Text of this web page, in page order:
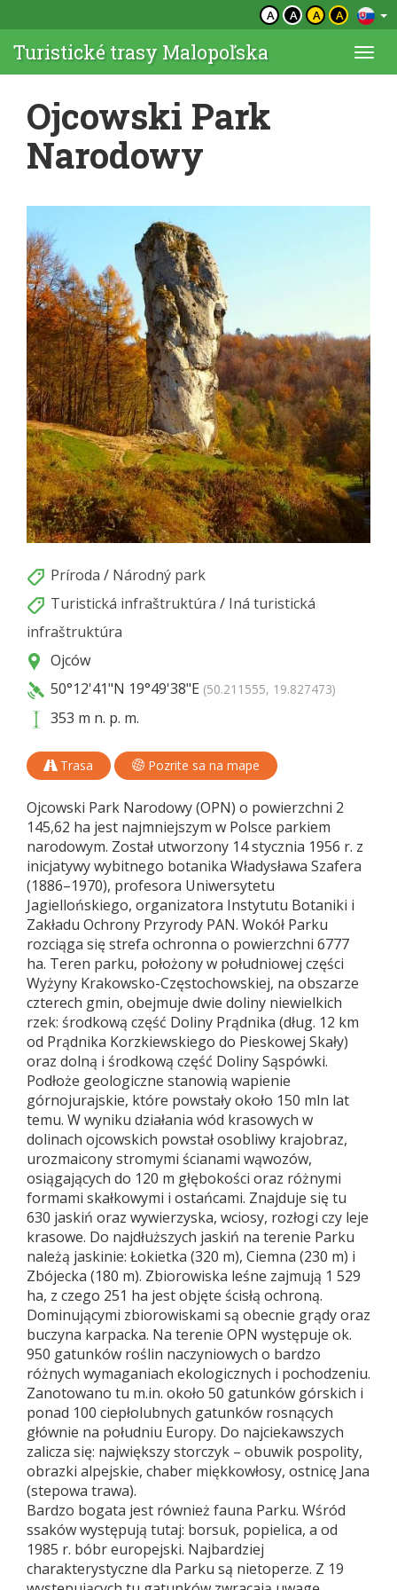
A A A A
Turistické trasy Malopoľska
Ojcowski Park
Narodowy
Príroda / Národný park
Turistická infraštruktúra / Iná turistická
infraštruktúra
Ojców
50°12'41"N 19°49'38"E (50.211555, 19.827473)
353 m n. p. m.
Trasa Pozrite sa na mape
Ojcowski Park Narodowy (OPN) o powierzchni 2
145,62 ha jest najmniejszym w Polsce parkiem
narodowym. Został utworzony 14 stycznia 1956 r. z
inicjatywy wybitnego botanika Władysława Szafera
(1886–1970), profesora Uniwersytetu
Jagiellońskiego, organizatora Instytutu Botaniki i
Zakładu Ochrony Przyrody PAN. Wokół Parku
rozciąga się strefa ochronna o powierzchni 6777
ha. Teren parku, położony w południowej części
Wyżyny Krakowsko-Częstochowskiej, na obszarze
czterech gmin, obejmuje dwie doliny niewielkich
rzek: środkową część Doliny Prądnika (dług. 12 km
od Prądnika Korzkiewskiego do Pieskowej Skały)
oraz dolną i środkową część Doliny Sąspówki.
Podłoże geologiczne stanowią wapienie
górnojurajskie, które powstały około 150 mln lat
temu. W wyniku działania wód krasowych w
dolinach ojcowskich powstał osobliwy krajobraz,
urozmaicony stromymi ścianami wąwozów,
osiągających do 120 m głębokości oraz różnymi
formami skałkowymi i ostańcami. Znajduje się tu
630 jaskiń oraz wywierzyska, wciosy, rozłogi czy leje
krasowe. Do najdłuższych jaskiń na terenie Parku
należą jaskinie: Łokietka (320 m), Ciemna (230 m) i
Zbójecka (180 m). Zbiorowiska leśne zajmują 1 529
ha, z czego 251 ha jest objęte ścisłą ochroną.
Dominującymi zbiorowiskami są obecnie grądy oraz
buczyna karpacka. Na terenie OPN występuje ok.
950 gatunków roślin naczyniowych o bardzo
różnych wymaganiach ekologicznych i pochodzeniu.
Zanotowano tu m.in. około 50 gatunków górskich i
ponad 100 ciepłolubnych gatunków rosnących
głównie na południu Europy. Do najciekawszych
zalicza się: największy storczyk – obuwik pospolity,
obrazki alpejskie, chaber miękkowłosy, ostnicę Jana
(stepowa trawa).
Bardzo bogata jest również fauna Parku. Wśród
ssaków występują tutaj: borsuk, popielica, a od
1985 r. bóbr europejski. Najbardziej
charakterystyczne dla Parku są nietoperze. Z 19